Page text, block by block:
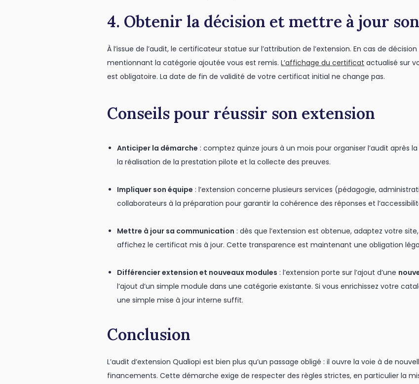
4. Obtenir la décision et mettre à jour
À l’issue de l’audit, le certificateur statue sur l’attribution de l’extension. En cas de
mentionnant la catégorie ajoutée vous est remis.L’affichage du certificat actualisé sur
est obligatoire. La date de fin de validité de votre certificat initial ne change pas.
Conseils pour réussir son extension
Anticiper la démarche : comptez quinze jours à un mois pour organiser l’audit après
la réalisation de la prestation pilote et la collecte des preuves.
Impliquer son équipe : l’extension concerne plusieurs services (pédagogie,
collaborateurs à la préparation pour garantir la cohérence des réponses et
Mettre à jour sa communication : dès que l’extension est obtenue, adaptez votre
affichez le certificat mis à jour. Cette transparence est maintenant une obligation
Différencier extension et nouveaux modules : l’extension porte sur l’ajout d’une
l’ajout d’un simple module dans une catégorie existante. Si vous enrichissez votre
une simple mise à jour interne suffit.
Conclusion
L’audit d’extension Qualiopi est bien plus qu’un passage obligé : il ouvre la voie à de
financements. Cette démarche exige de respecter des règles strictes, en particulier la